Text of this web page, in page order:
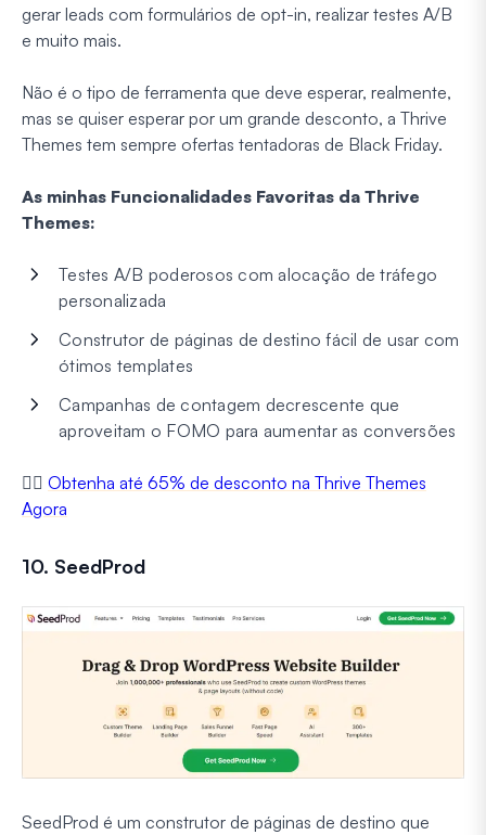
gerar leads com formulários de opt-in, realizar testes A/B
e muito mais.
Não é o tipo de ferramenta que deve esperar, realmente,
mas se quiser esperar por um grande desconto, a Thrive
Themes tem sempre ofertas tentadoras de Black Friday.
As minhas Funcionalidades Favoritas da Thrive
Themes:
Testes A/B poderosos com alocação de tráfego
personalizada
Construtor de páginas de destino fácil de usar com
ótimos templates
Campanhas de contagem decrescente que
aproveitam o FOMO para aumentar as conversões
👉🏼 Obtenha até 65% de desconto na Thrive Themes
Agora
10. SeedProd
SeedProd é um construtor de páginas de destino que